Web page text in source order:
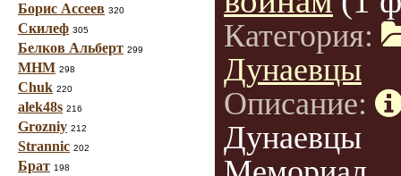
Борис Ассеев 320
Скилеф 305
Белков Альберт 299
МНМ 298
Chuk 220
alek48s 216
Grozniy 212
Strannic 202
Брат 198
Категория:
Дунаевцы
Описание:
Дунаевцы